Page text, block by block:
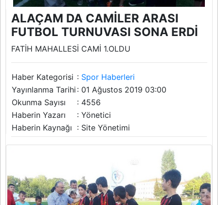
ALAÇAM DA CAMİLER ARASI
FUTBOL TURNUVASI SONA ERDİ
FATİH MAHALLESİ CAMİ 1.OLDU
Haber Kategorisi : Spor Haberleri
Yayınlanma Tarihi : 01 Ağustos 2019 03:00
Okunma Sayısı
: 4556
Haberin Yazarı
: Yönetici
Haberin Kaynağı : Site Yönetimi